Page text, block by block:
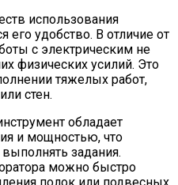
использования
его удобство. В отличие от
с электрическим не
физических усилий. Это
тяжелых работ,
стен.
обладает
и мощностью, что
задания.
можно быстро